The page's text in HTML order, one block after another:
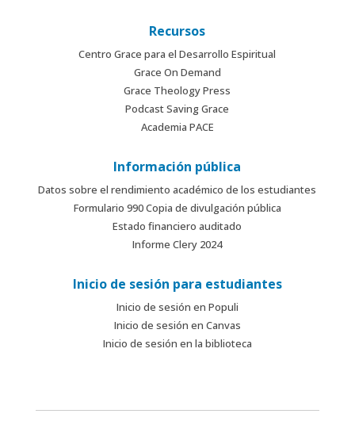
Recursos
Centro Grace para el Desarrollo Espiritual
Grace On Demand
Grace Theology Press
Podcast Saving Grace
Academia PACE
Información pública
Datos sobre el rendimiento académico de los estudiantes
Formulario 990 Copia de divulgación pública
Estado financiero auditado
Informe Clery 2024
Inicio de sesión para estudiantes
Inicio de sesión en Populi
Inicio de sesión en Canvas
Inicio de sesión en la biblioteca